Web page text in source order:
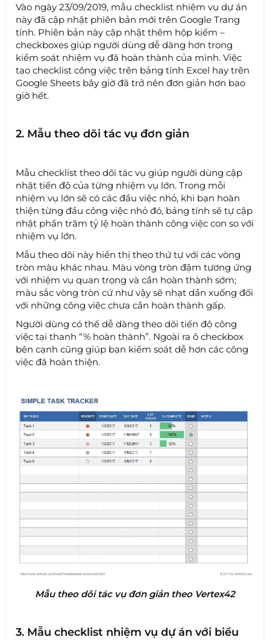
Vào ngày 23/09/2019, mẫu checklist nhiệm vụ dự án
này đã cập nhật phiên bản mới trên Google Trang
tính. Phiên bản này cập nhật thêm hộp kiểm –
checkboxes giúp người dùng dễ dàng hơn trong
kiểm soát nhiệm vụ đã hoàn thành của mình. Việc
tạo checklist công việc trên bảng tính Excel hay trên
Google Sheets bây giờ đã trở nên đơn giản hơn bao
giờ hết.
2. Mẫu theo dõi tác vụ đơn giản
Mẫu checklist theo dõi tác vụ giúp người dùng cập
nhật tiến độ của từng nhiệm vụ lớn. Trong mỗi
nhiệm vụ lớn sẽ có các đầu việc nhỏ, khi bạn hoàn
thiện từng đầu công việc nhỏ đó, bảng tính sẽ tự cập
nhật phần trăm tỷ lệ hoàn thành công việc con so với
nhiệm vụ lớn.
Mẫu theo dõi này hiển thị theo thứ tự với các vòng
tròn màu khác nhau. Màu vòng tròn đậm tương ứng
với nhiệm vụ quan trọng và cần hoàn thành sớm;
màu sắc vòng tròn cứ như vậy sẽ nhạt dần xuống đối
với những công việc chưa cần hoàn thành gấp.
Người dùng có thể dễ dàng theo dõi tiến độ công
việc tại thanh “% hoàn thành”. Ngoài ra ô checkbox
bên cạnh cũng giúp bạn kiểm soát dễ hơn các công
việc đã hoàn thiện.
Mẫu theo dõi tác vụ đơn giản theo Vertex42
3. Mẫu checklist nhiệm vụ dự án với biểu